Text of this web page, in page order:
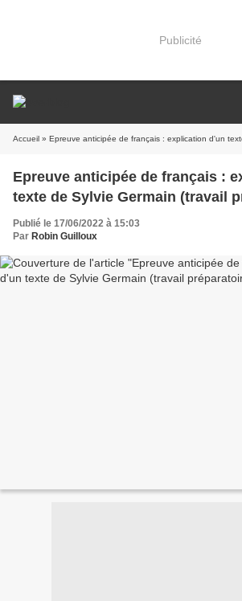
Publicité
Accueil » Epreuve anticipée de français : explication d'un texte de
Epreuve anticipée de français : explication d'un
texte de Sylvie Germain (travail
Publié le 17/06/2022 à 15:03
Par Robin Guilloux